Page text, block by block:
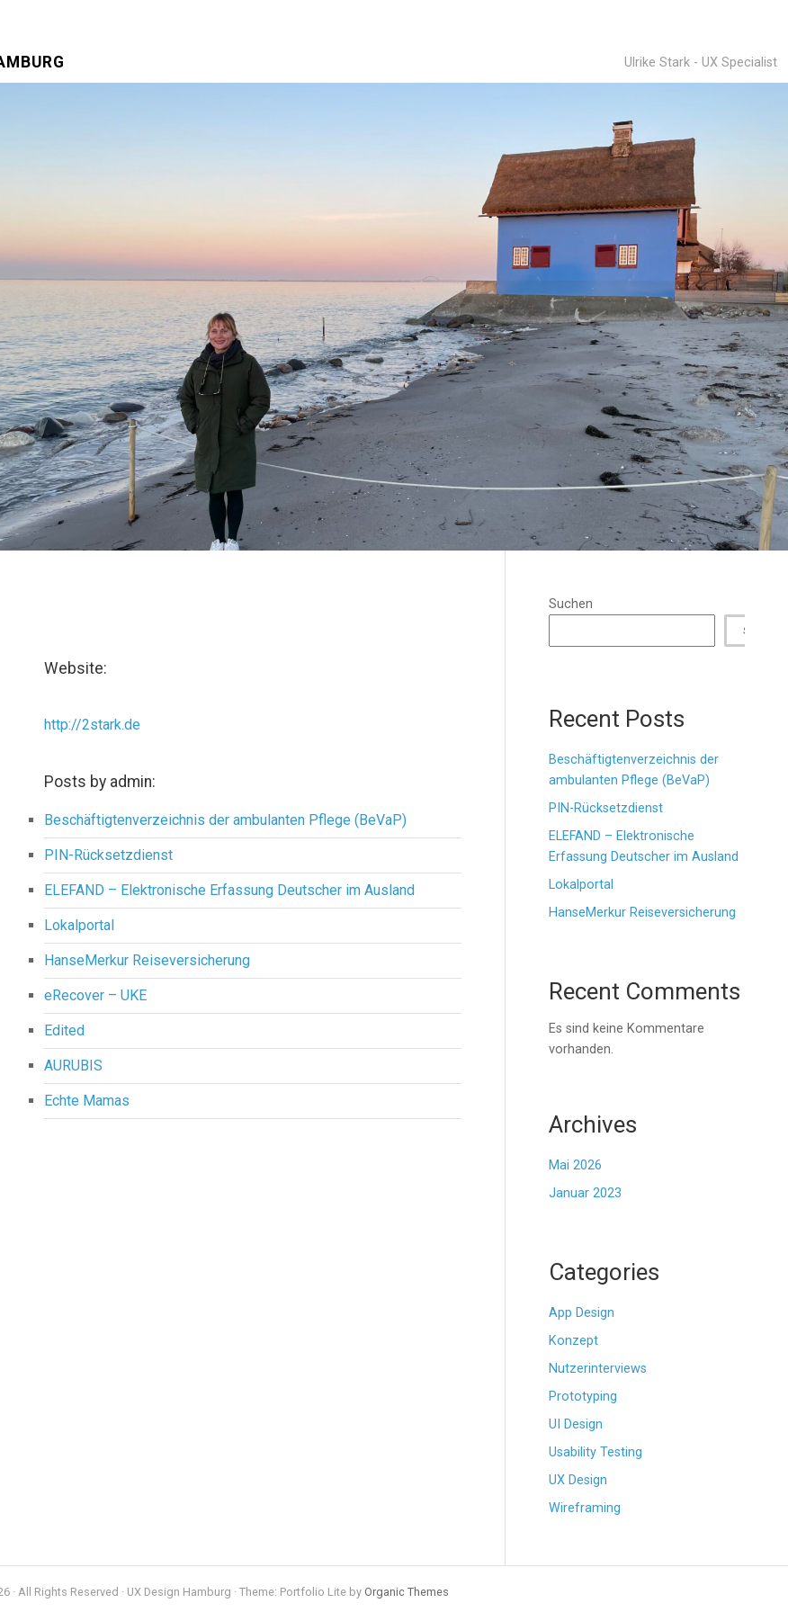
Ulrike Stark - UX Specialist
Website:
http://2stark.de
Posts by admin:
Beschäftigtenverzeichnis der ambulanten Pflege (BeVaP)
PIN-Rücksetzdienst
ELEFAND – Elektronische Erfassung Deutscher im Ausland
Lokalportal
HanseMerkur Reiseversicherung
eRecover – UKE
Edited
AURUBIS
Echte Mamas
Suchen
SUCHEN
Recent Posts
Beschäftigtenverzeichnis der
ambulanten Pflege (BeVaP)
PIN-Rücksetzdienst
ELEFAND – Elektronische
Erfassung Deutscher im Ausland
Lokalportal
HanseMerkur Reiseversicherung
Recent Comments
Es sind keine Kommentare
vorhanden.
Archives
Mai 2026
Januar 2023
Categories
App Design
Konzept
Nutzerinterviews
Prototyping
UI Design
Usability Testing
UX Design
Wireframing
· All Rights Reserved · UX Design Hamburg · Theme: Portfolio Lite byOrganic Themes